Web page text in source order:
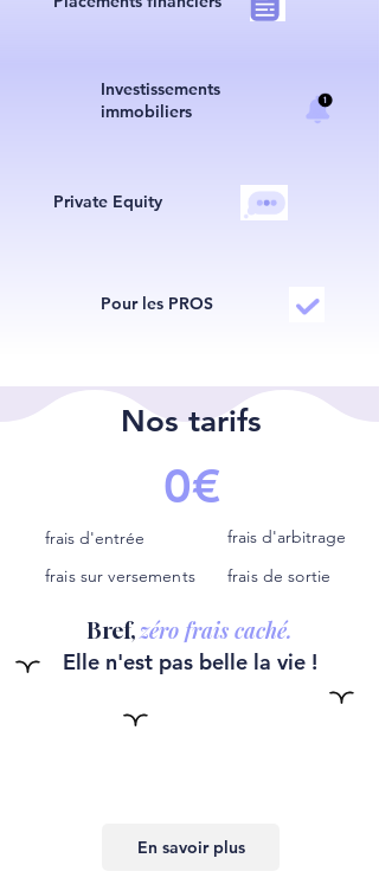
Investissements
immobiliers
Private Equity
Pour les PROS
Nos tarifs
0€
frais d'entrée
frais sur versements
frais d'arbitrage
frais de sortie
Bref,zéro frais caché.
Elle n'est pas belle la vie !
En savoir plus